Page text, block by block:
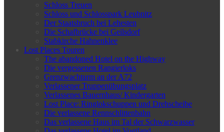
Schloss Treuen
Schloss und Schlosspark Leubnitz
Der Staatsbruch bei Lehesten
Die Schafbrücke bei Geilsdorf
Stabkirche Hahnenklee
Lost Places Touren
The abandoned Hotel on the Highway
Die vergessenen Rangierloks
Grenzwachturm an der A72
Verlassener Truppenübungsplatz
Verlassenes Bauernhaus/ Kindergarten
Lost Place: Ringlokschuppen und Drehscheibe
Die verlassene Rennschlittenbahn
Das verlassene Haus im Tal der Schwarzwasser